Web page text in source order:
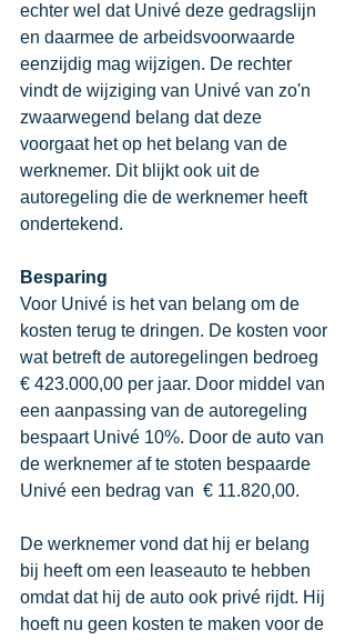
echter wel dat Univé deze gedragslijn
en daarmee de arbeidsvoorwaarde
eenzijdig mag wijzigen. De rechter
vindt de wijziging van Univé van zo'n
zwaarwegend belang dat deze
voorgaat het op het belang van de
werknemer. Dit blijkt ook uit de
autoregeling die de werknemer heeft
ondertekend.
Besparing
Voor Univé is het van belang om de
kosten terug te dringen. De kosten voor
wat betreft de autoregelingen bedroeg
€ 423.000,00 per jaar. Door middel van
een aanpassing van de autoregeling
bespaart Univé 10%. Door de auto van
de werknemer af te stoten bespaarde
Univé een bedrag van  € 11.820,00.
De werknemer vond dat hij er belang
bij heeft om een leaseauto te hebben
omdat dat hij de auto ook privé rijdt. Hij
hoeft nu geen kosten te maken voor de